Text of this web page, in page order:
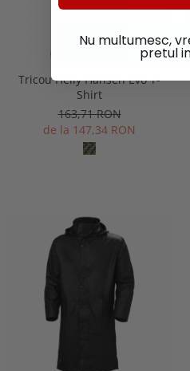
Tricou Helly Hansen Evo T-
Shirt
163,71 RON
de la 147,34 RON
Nu multumesc,
pretul